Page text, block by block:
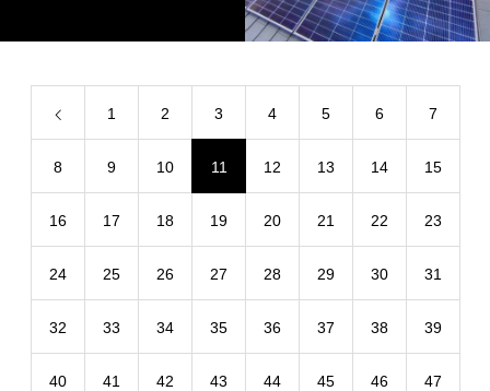
1 2 3 4 5 6 7
8 9 10 11 12 13 14 15
16 17 18 19 20 21 22 23
24 25 26 27 28 29 30 31
32 33 34 35 36 37 38 39
40 41 42 43 44 45 46 47